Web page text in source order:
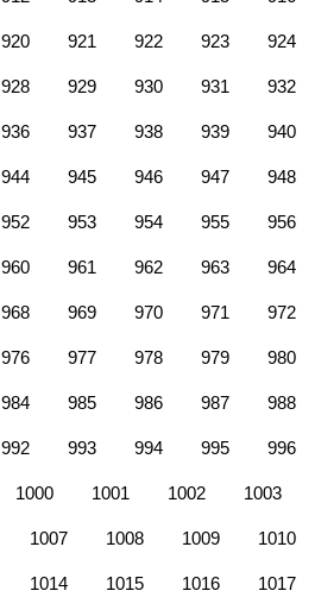
920 921 922 923 924
928 929 930 931 932
936 937 938 939 940
944 945 946 947 948
952 953 954 955 956
960 961 962 963 964
968 969 970 971 972
976 977 978 979 980
984 985 986 987 988
992 993 994 995 996
1000 1001 1002 1003
1007 1008 1009 1010
1014 1015 1016 1017